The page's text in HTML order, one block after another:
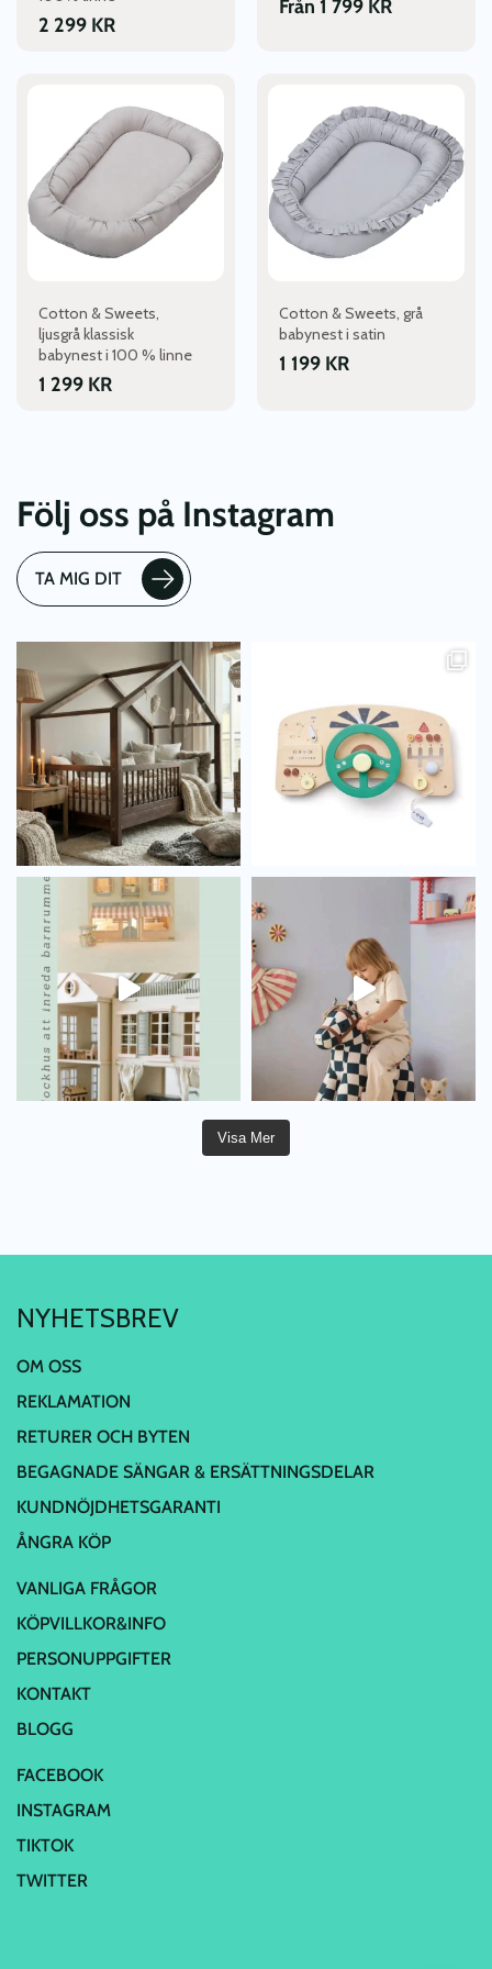
2 299 KR
Från 1 799 KR
Cotton & Sweets,
ljusgrå klassisk
babynest i 100 % linne
1 299 KR
Cotton & Sweets, grå
babynest i satin
1 199 KR
Följ oss på Instagram
TA MIG DIT
Visa Mer
NYHETSBREV
OM OSS
REKLAMATION
RETURER OCH BYTEN
BEGAGNADE SÄNGAR & ERSÄTTNINGSDELAR
KUNDNÖJDHETSGARANTI
ÅNGRA KÖP
VANLIGA FRÅGOR
KÖPVILLKOR&INFO
PERSONUPPGIFTER
KONTAKT
BLOGG
FACEBOOK
INSTAGRAM
TIKTOK
TWITTER